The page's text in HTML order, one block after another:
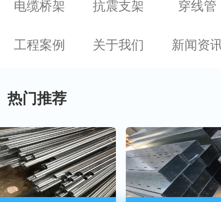
电缆桥架 抗震支架 穿线管
工程案例 关于我们 新闻资
热门推荐